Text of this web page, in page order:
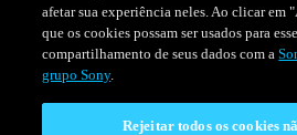
PROGRAMAÇÃO EVENTOS
CONECTAR
afetar sua experiência neles. Ao clicar em
que os cookies possam ser usados para
compartilhamento de seus dados com a
grupo Sony.
Rejeitar todos os cookies